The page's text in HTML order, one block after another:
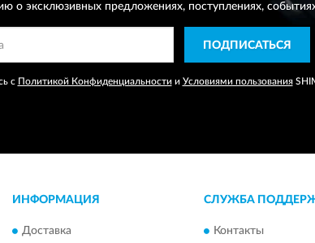
о эксклюзивных предложениях,поступлениях,
ПОДПИСАТЬСЯ
с Политикой Конфиденциальности и Условиями пользования
ИНФОРМАЦИЯ
Доставка
СЛУЖБА
Контакты